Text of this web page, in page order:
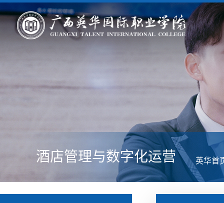
酒店管理与数字化运营 英华首